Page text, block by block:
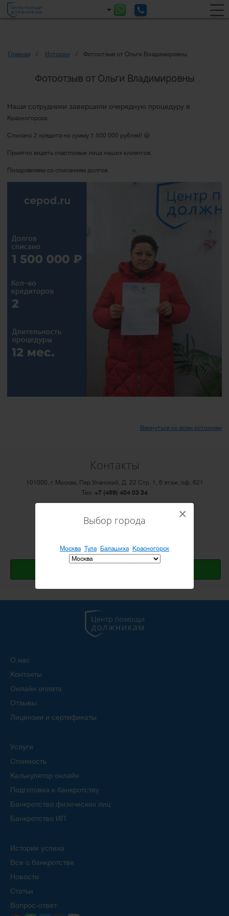
Выбор города
Москва Тула Балашиха Красногорск
×
Главная Истории Фотоотзыв от Ольги Владимировны
Фотоотзыв от Ольги Владимировны
Наши сотрудники завершили очередную процедуру в
Красногорска
Списано 2 кредита на сумму 1 500 000 рублей! 😃
Приятно видеть счастливые лица наших клиентов.
Поздравляем со списанием долгов.
Вернуться ко всем историям
Контакты
101000, г. Москва, Пер Уланский, Д. 22 Стр. 1, 6 этаж, оф. 621
Тел: +7 (499) 404 03 34
Режим работы: ПН-ПТ с 10:00 до 20:00
О нас
Контакты
Онлайн оплата
Отзывы
Лицензии и сертификаты
Услуги
Стоимость
Калькулятор онлайн
Подготовка к банкротству
Банкротство физических лиц
Банкротство ИП
Истории успеха
Все о банкротстве
Новости
Статьи
Вопрос-ответ